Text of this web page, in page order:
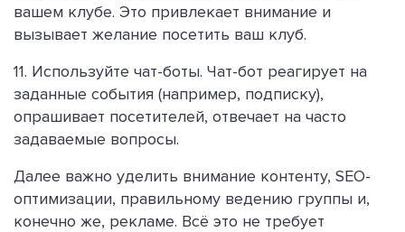
вашем клубе. Это привлекает внимание и
вызывает желание посетить ваш клуб.
11. Используйте чат-боты. Чат-бот реагирует на
заданные события (например, подписку),
опрашивает посетителей, отвечает на часто
задаваемые вопросы.
Далее важно уделить внимание контенту, SEO-
оптимизации, правильному ведению группы и,
конечно же, рекламе. Всё это не требует